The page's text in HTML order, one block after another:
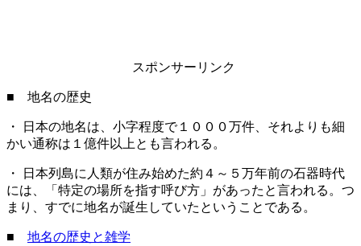
スポンサーリンク
■ 地名の歴史
・ 日本の地名は、小字程度で１０００万件、それよりも細
かい通称は１億件以上とも言われる。
・ 日本列島に人類が住み始めた約４～５万年前の石器時代
には、「特定の場所を指す呼び方」があったと言われる。つ
まり、すでに地名が誕生していたということである。
■ 地名の歴史と雑学